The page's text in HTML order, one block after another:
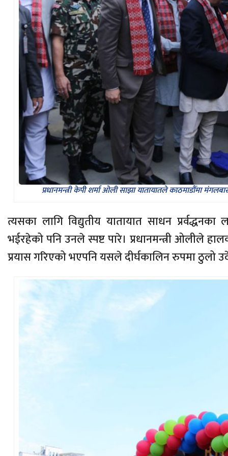
प्रधानमन्त्री केपी शर्मा ओली साझा यातायातले काठमाडौँमा
त्यसका लागि विद्युतीय यातायात साधन
भईरहेको पनि उनले स्पष्ट पारे। प्रधानमन्त्री ओलीले
प्रयास गरिएको भएपनि यसले दीर्घकालिन रुपमा ठुलो